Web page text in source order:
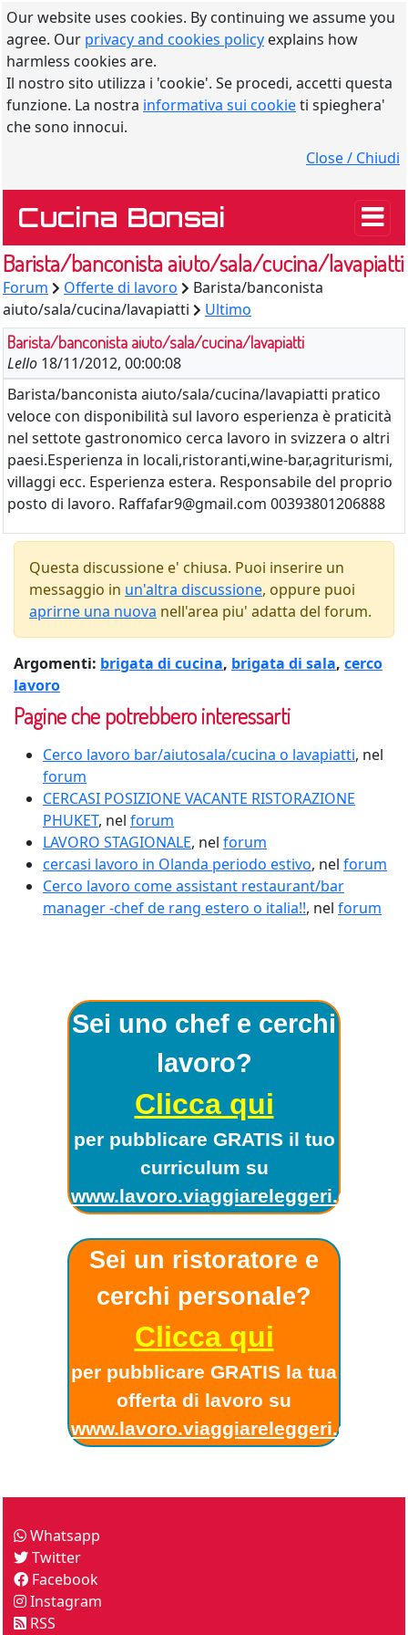
Our website uses cookies. By continuing we assume you
agree. Our privacy and cookies policy explains how
harmless cookies are.
Il nostro sito utilizza i 'cookie'. Se procedi, accetti questa
funzione. La nostra informativa sui cookieti spieghera'
che sono innocui.
Close / Chiudi
Cucina Bonsai
Barista/banconista aiuto/sala/cucina/lavapiatti
Forum Offerte di lavoro
Barista/banconista
aiuto/sala/cucina/lavapiatti
Ultimo
Barista/banconista aiuto/sala/cucina/lavapiatti
Lello 18/11/2012, 00:00:08
Barista/banconista aiuto/sala/cucina/lavapiatti pratico
veloce con disponibilità sul lavoro esperienza è praticità
nel settote gastronomico cerca lavoro in svizzera o altri
paesi.Esperienza in locali,ristoranti,wine-bar,agriturismi,
villaggi ecc. Esperienza estera. Responsabile del proprio
posto di lavoro. Raffafar9@gmail.com 00393801206888
Questa discussione e' chiusa. Puoi inserire un
messaggio in un'altra discussione, oppure puoi
aprirne una nuova nell'area piu' adatta del forum.
Argomenti: brigata di cucina, brigata di sala, cerco
lavoro
Pagine che potrebbero interessarti
Cerco lavoro bar/aiutosala/cucina o lavapiatti, nel
forum
CERCASI POSIZIONE VACANTE RISTORAZIONE
PHUKET, nel forum
LAVORO STAGIONALE, nel forum
cercasi lavoro in Olanda periodo estivo, nel forum
Cerco lavoro come assistant restaurant/bar
manager -chef de rang estero o italia!!, nel forum
Sei uno chef e cerchi
lavoro?
Clicca qui
per pubblicare GRATIS il tuo
curriculum su
www.lavoro.viaggiareleggeri.com
Sei un ristoratore e
cerchi personale?
Clicca qui
per pubblicare GRATIS la tua
offerta di lavoro su
www.lavoro.viaggiareleggeri.com
Whatsapp
Twitter
Facebook
Instagram
RSS